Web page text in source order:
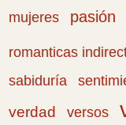
mujeres
pasión
romanticas
sabiduría
verdad
versos